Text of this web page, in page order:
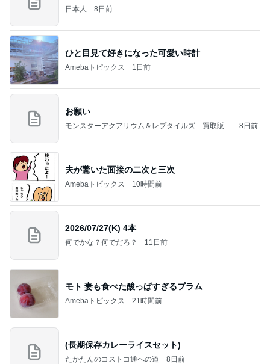
日本人 8日前
ひと目見て好きになった可愛い時計
Amebaトピックス 1日前
お願い
モンスターアクアリウム＆レプタイルズ 買取販売
8日前
夫が驚いた面接の二次と三次
Amebaトピックス 10時間前
2026/07/27(K) 4本
何でかな？何でだろ？ 11日前
モト 妻も食べた酸っぱすぎるプラム
Amebaトピックス 21時間前
(長期保存カレーライスセット)
たかたんのコストコ通への道 8日前